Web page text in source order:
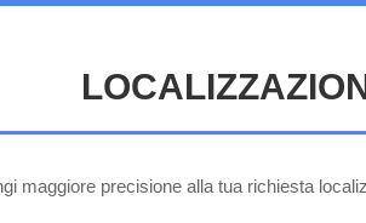
maggiore precisione alla tua richiesta